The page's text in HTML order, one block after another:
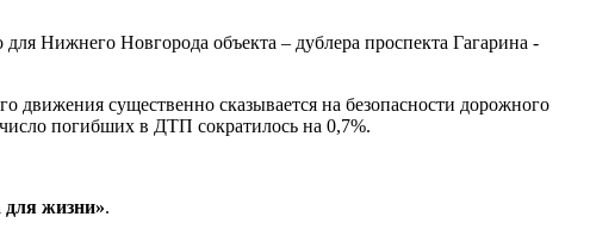
Нижнего Новгорода объекта – дублера проспекта Гагарина -
существенно сказывается на безопасности дорожного
погибших в ДТП сократилось на 0,7%.
для жизни».